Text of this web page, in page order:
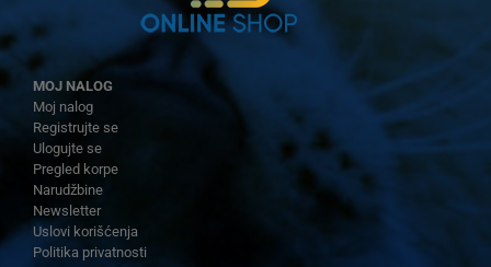
MOJ NALOG
Moj nalog
Registrujte se
Ulogujte se
Pregled korpe
Narudžbine
Newsletter
Uslovi korišćenja
Politika privatnosti